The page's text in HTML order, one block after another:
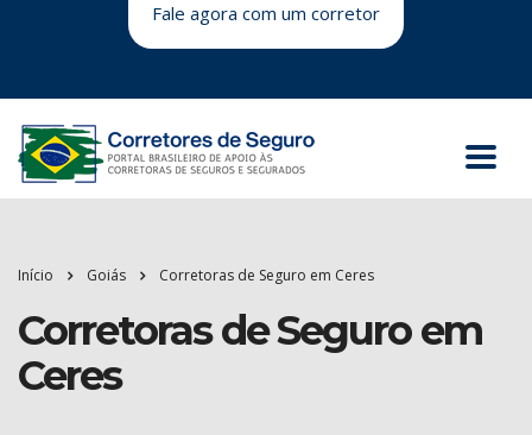
Fale agora com um corretor
Início Goiás Corretoras de Seguro em Ceres
Corretoras de Seguro em
Ceres